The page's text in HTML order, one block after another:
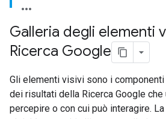
Galleria degli elementi
Ricerca Google
Gli elementi visivi sono i
dei risultati della Ricerca Google che
percepire o con cui può interagire.